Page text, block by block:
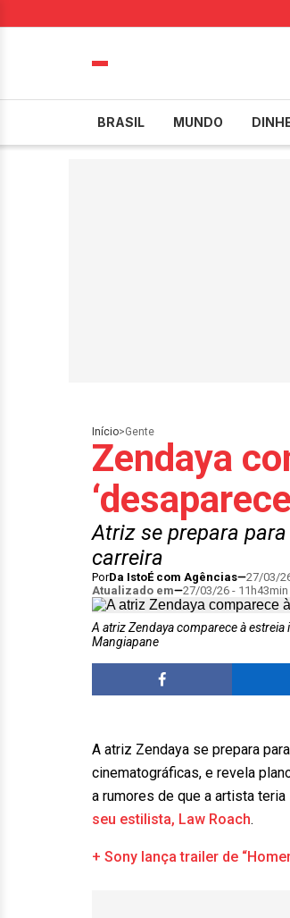
BRASIL MUNDO
Início>Gente
Zendaya
Atriz se prepara
carreira
PorDa IstoÉ com Agências 27/03/
Atualizado em
27/03/26 - 11h43min
A atriz Zendaya comparece à
Mangiapane
A atriz Zendaya se prepara
cinematográficas, e revela
a rumores de que a artista
seu estilista, Law Roach.
+ Sony lança trailer de